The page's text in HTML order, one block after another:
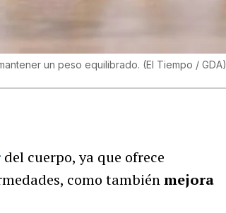
un peso equilibrado. (El Tiempo / GDA)
del cuerpo, ya que ofrece
como tambiénmejora